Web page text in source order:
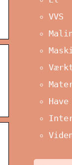
VVS
Have